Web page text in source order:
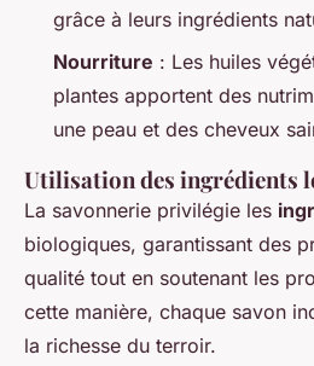
grâce à leurs ingrédients
Nourriture : Les huiles
plantes apportent des
une peau et des cheveux
Utilisation des ingrédients
La savonnerie privilégie les
biologiques, garantissant des
qualité tout en soutenant les
cette manière, chaque savon
la richesse du terroir.